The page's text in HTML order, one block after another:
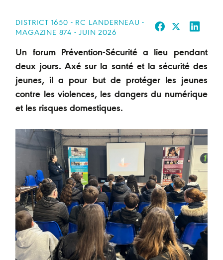
DISTRICT 1650 - RC LANDERNEAU -
MAGAZINE 874 - JUIN 2026
Un forum Prévention-Sécurité a lieu pendant
deux jours. Axé sur la santé et la sécurité des
jeunes, il a pour but de protéger les jeunes
contre les violences, les dangers du numérique
et les risques domestiques.